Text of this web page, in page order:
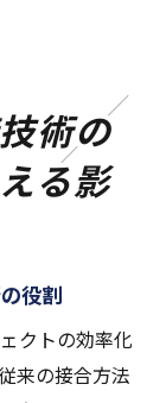
術の
る影
役割
クトの効率化
来の接合方法